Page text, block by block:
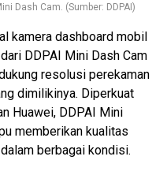
Dash Cam. (Sumber: DDPAI)
kamera dashboard mobil
DDPAI Mini Dash Cam
resolusi perekaman
dimilikinya. Diperkuat
Huawei, DDPAI Mini
memberikan kualitas
berbagai kondisi.